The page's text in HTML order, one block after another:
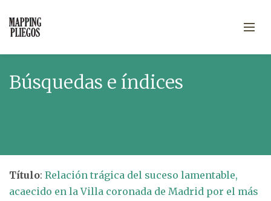
Búsquedas e índices
Título: Relación trágica del suceso lamentable,
acaecido en la Villa coronada de Madrid por el más